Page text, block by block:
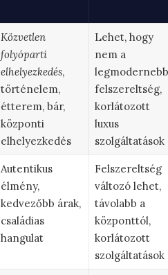
Közvetlen
folyóparti
elhelyezkedés,
történelem,
étterem, bár,
központi
elhelyezkedés
Lehet, hogy
nem a
legmodernebb
felszereltség,
korlátozott
luxus
szolgáltatások
Autentikus
élmény,
kedvezőbb árak,
családias
hangulat
Felszereltség
változó lehet,
távolabb a
központtól,
korlátozott
szolgáltatások